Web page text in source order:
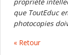
que ToutEduc
photocopies
« Retour